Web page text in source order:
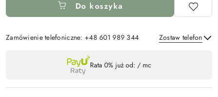
Do koszyka
Zamówienie telefoniczne: +48 601 989 344 Zostaw telefon
płatność
Rata 0% już od: / mc